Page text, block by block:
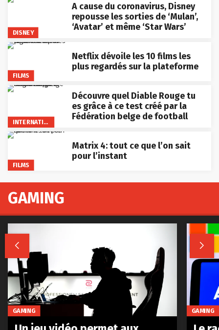
DISNEY
A cause du coronavirus, Disney
repousse les sorties de ‘Mulan’,
‘Avatar’ et même ‘Star Wars’
FILMS
Netflix dévoile les 10 films les
plus regardés sur la plateforme
INTERNATIONAL
Découvre quel Diable Rouge tu
es grâce à ce test créé par la
Fédération belge de football
FILMS
Matrix 4: tout ce que l’on sait
pour l’instant
GAMING
 
GAMING GAMING